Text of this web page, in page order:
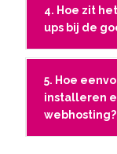
4. Hoe zit
ups bij de
5. Hoe
installeren
webhosting?